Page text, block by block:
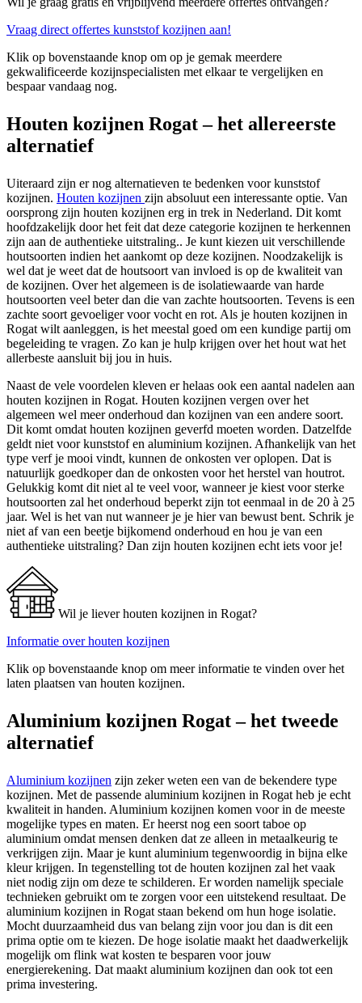
Vraag direct offertes kunststof kozijnen aan!
Klik op bovenstaande knop om op je gemak meerdere
gekwalificeerde kozijnspecialisten met elkaar te vergelijken en
bespaar vandaag nog.
Houten kozijnen Rogat – het allereerste
alternatief
Uiteraard zijn er nog alternatieven te bedenken voor kunststof
kozijnen. Houten kozijnen zijn absoluut een interessante optie. Van
oorsprong zijn houten kozijnen erg in trek in Nederland. Dit komt
hoofdzakelijk door het feit dat deze categorie kozijnen te herkennen
zijn aan de authentieke uitstraling.. Je kunt kiezen uit verschillende
houtsoorten indien het aankomt op deze kozijnen. Noodzakelijk is
wel dat je weet dat de houtsoort van invloed is op de kwaliteit van
de kozijnen. Over het algemeen is de isolatiewaarde van harde
houtsoorten veel beter dan die van zachte houtsoorten. Tevens is een
zachte soort gevoeliger voor vocht en rot. Als je houten kozijnen in
Rogat wilt aanleggen, is het meestal goed om een kundige partij om
begeleiding te vragen. Zo kan je hulp krijgen over het hout wat het
allerbeste aansluit bij jou in huis.
Naast de vele voordelen kleven er helaas ook een aantal nadelen aan
houten kozijnen in Rogat. Houten kozijnen vergen over het
algemeen wel meer onderhoud dan kozijnen van een andere soort.
Dit komt omdat houten kozijnen geverfd moeten worden. Datzelfde
geldt niet voor kunststof en aluminium kozijnen. Afhankelijk van het
type verf je mooi vindt, kunnen de onkosten ver oplopen. Dat is
natuurlijk goedkoper dan de onkosten voor het herstel van houtrot.
Gelukkig komt dit niet al te veel voor, wanneer je kiest voor sterke
houtsoorten zal het onderhoud beperkt zijn tot eenmaal in de 20 à 25
jaar. Wel is het van nut wanneer je je hier van bewust bent. Schrik je
niet af van een beetje bijkomend onderhoud en hou je van een
authentieke uitstraling? Dan zijn houten kozijnen echt iets voor je!
Wil je liever houten kozijnen in Rogat?
Informatie over houten kozijnen
Klik op bovenstaande knop om meer informatie te vinden over het
laten plaatsen van houten kozijnen.
Aluminium kozijnen Rogat – het tweede
alternatief
Aluminium kozijnen zijn zeker weten een van de bekendere type
kozijnen. Met de passende aluminium kozijnen in Rogat heb je echt
kwaliteit in handen. Aluminium kozijnen komen voor in de meeste
mogelijke types en maten. Er heerst nog een soort taboe op
aluminium omdat mensen denken dat ze alleen in metaalkeurig te
verkrijgen zijn. Maar je kunt aluminium tegenwoordig in bijna elke
kleur krijgen. In tegenstelling tot de houten kozijnen zal het vaak
niet nodig zijn om deze te schilderen. Er worden namelijk speciale
technieken gebruikt om te zorgen voor een uitstekend resultaat. De
aluminium kozijnen in Rogat staan bekend om hun hoge isolatie.
Mocht duurzaamheid dus van belang zijn voor jou dan is dit een
prima optie om te kiezen. De hoge isolatie maakt het daadwerkelijk
mogelijk om flink wat kosten te besparen voor jouw
energierekening. Dat maakt aluminium kozijnen dan ook tot een
prima investering.